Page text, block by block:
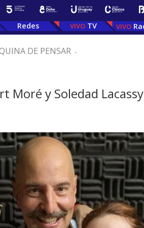
Redes TV
DE PENSAR .
Moré y Soledad Lacassy